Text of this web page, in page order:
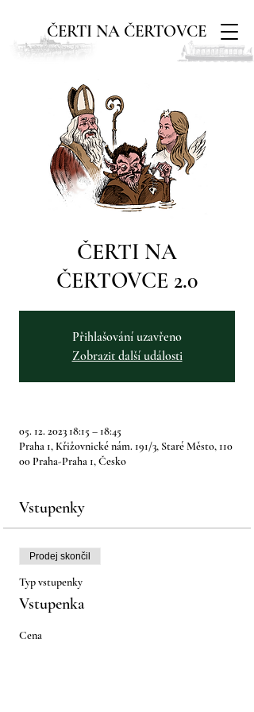
ČERTI NA ČERTOVCE
ČERTI NA
ČERTOVCE 2.0
Přihlašování uzavřeno
Zobrazit další události
05. 12. 2023 18:15 – 18:45
Praha 1, Křižovnické nám. 191/3, Staré Město, 110
00 Praha-Praha 1, Česko
Vstupenky
Prodej skončil
Typ vstupenky
Vstupenka
Cena